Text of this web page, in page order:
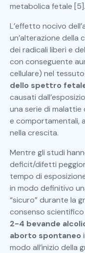
metabolica fetale [5].
L’effetto nocivo
un’alterazione della
dei radicali liberi e
con conseguente
cellulare) nel
dello spettro
causati
una serie di
e comportamentali,
nella crescita.
Mentre gli studi
deficit/difetti
tempo di
in modo definitivo
“sicuro” durante la
consenso
2-4 bevande
aborto spontaneo
modo all’inizio della